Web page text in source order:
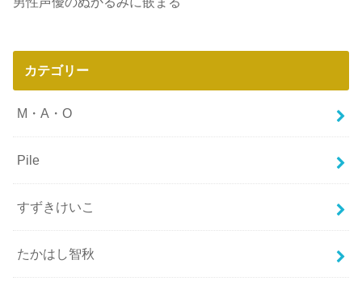
カテゴリー
M・A・O
Pile
すずきけいこ
たかはし智秋